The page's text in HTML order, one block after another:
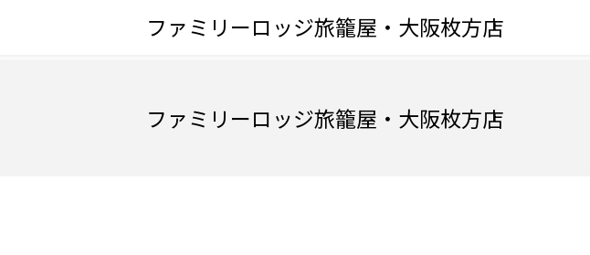
ファミリーロッジ旅籠屋・大阪枚方店
ファミリーロッジ旅籠屋・大阪枚方店